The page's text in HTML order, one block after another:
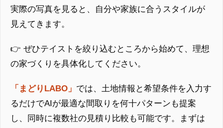
実際の写真を見ると、自分や家族に合うスタイルが
見えてきます。
👉 ぜひテイストを絞り込むところから始めて、理想
の家づくりを具体化してください。
「まどりLABO」 では、土地情報と希望条件を入力す
るだけでAIが最適な間取りを何十パターンも提案
し、同時に複数社の見積り比較も可能です。まずは